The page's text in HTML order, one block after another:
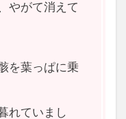
やがて消えて
を葉っぱに乗
れていまし